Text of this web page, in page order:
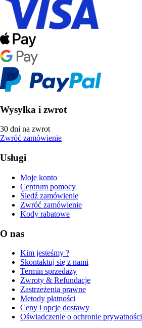
Wysyłka i zwrot
30 dni na zwrot
Zwróć zamówienie
Usługi
Moje konto
Centrum pomocy
Śledź zamówienie
Zwróć zamówienie
Kody rabatowe
O nas
Kim jesteśmy ?
Skontaktuj się z nami
Termin sprzedaży
Zwroty & Refundacje
Zastrzeżenia prawne
Metody płatności
Ceny i opcje dostawy
Oświadczenie o ochronie prywatności